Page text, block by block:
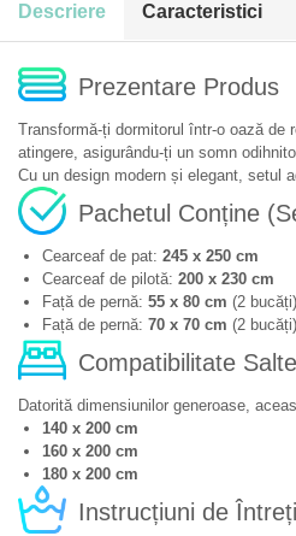
Descriere Caracteristici
Prezentare Produs
Transformă-ți dormitorul într-o oază de
atingere, asigurându-ți un somn
Cu un design modern și elegant, setul
Pachetul Conține
Cearceaf de pat: 245 x 250 cm
Cearceaf de pilotă: 200 x 230 cm
Față de pernă: 55 x 80 cm (2 bucăți)
Față de pernă: 70 x 70 cm (2 bucăți)
Compatibilitate
Datorită dimensiunilor generoase,
140 x 200 cm
160 x 200 cm
180 x 200 cm
Instrucțiuni de